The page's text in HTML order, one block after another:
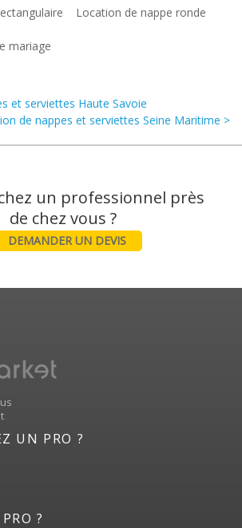
Location de nappe ronde
mariage
et serviettes Haute Savoie
de nappes et serviettes Seine Maritime >
un professionnel près
DEMANDER UN DEVIS
UN PRO ?
?